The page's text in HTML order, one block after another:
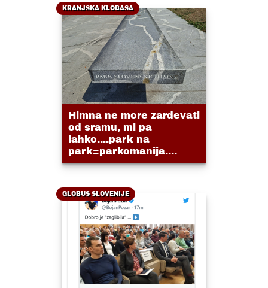
KRANJSKA KLOBASA
Himna ne more zardevati
od sramu, mi pa
lahko....park na
park=parkomanija....
GLOBUS SLOVENIJE